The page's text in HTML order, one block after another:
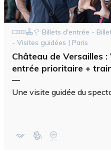
Billets d'entrée -
- Visites guidées | Paris
Château de Versailles
entrée prioritaire +
—
Une visite guidée du